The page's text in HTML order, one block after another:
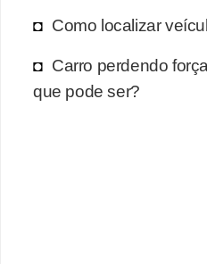
Como localizar
Carro perdendo
que pode ser?
D
i
c